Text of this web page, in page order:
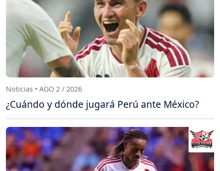
Noticias • AGO 2 / 2026
¿Cuándo y dónde jugará Perú ante México?